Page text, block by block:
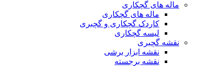
ماله های گچکاری
ماله های گچکاری
کاردک گچکاری و گچبری
لیسه گچکاری
نقشه گچبری
نقشه ابزار برشی
نقشه برجسته